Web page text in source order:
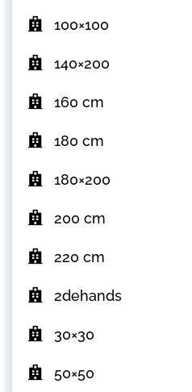
100×100
140×200
160 cm
180 cm
180×200
200 cm
220 cm
2dehands
30×30
50×50